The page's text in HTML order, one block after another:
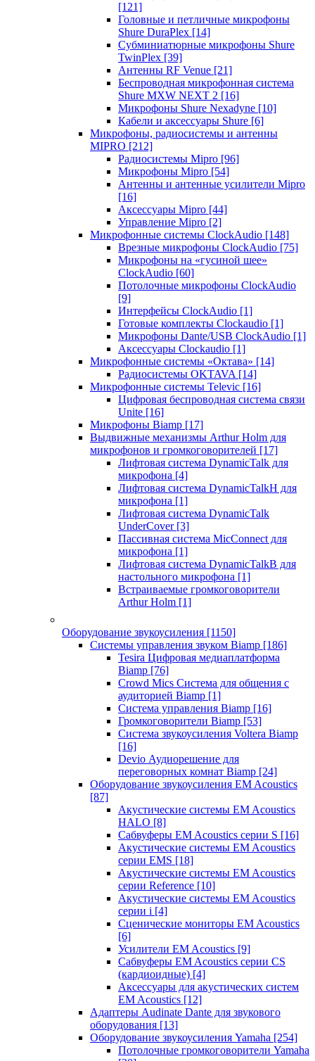
[121]
Головные и петличные микрофоны
Shure DuraPlex [14]
Субминиатюрные микрофоны Shure
TwinPlex [39]
Антенны RF Venue [21]
Беспроводная микрофонная система
Shure MXW NEXT 2 [16]
Микрофоны Shure Nexadyne [10]
Кабели и аксессуары Shure [6]
Микрофоны, радиосистемы и антенны
MIPRO [212]
Радиосистемы Mipro [96]
Микрофоны Mipro [54]
Антенны и антенные усилители Mipro
[16]
Аксессуары Mipro [44]
Управление Mipro [2]
Микрофонные системы ClockAudio [148]
Врезные микрофоны ClockAudio [75]
Микрофоны на «гусиной шее»
ClockAudio [60]
Потолочные микрофоны ClockAudio
[9]
Интерфейсы ClockAudio [1]
Готовые комплекты Clockaudio [1]
Микрофоны Dante/USB ClockAudio [1]
Аксессуары Clockaudio [1]
Микрофонные системы «Октава» [14]
Радиосистемы OKTAVA [14]
Микрофонные системы Televic [16]
Цифровая беспроводная система связи
Unite [16]
Микрофоны Biamp [17]
Выдвижные механизмы Arthur Holm для
микрофонов и громкоговорителей [17]
Лифтовая система DynamicTalk для
микрофона [4]
Лифтовая система DynamicTalkH для
микрофона [1]
Лифтовая система DynamicTalk
UnderCover [3]
Пассивная система MicConnect для
микрофона [1]
Лифтовая система DynamicTalkB для
настольного микрофона [1]
Встраиваемые громкоговорители
Arthur Holm [1]
Оборудование звукоусиления [1150]
Системы управления звуком Biamp [186]
Tesira Цифровая медиаплатформа
Biamp [76]
Crowd Mics Система для общения с
аудиторией Biamp [1]
Система управления Biamp [16]
Громкоговорители Biamp [53]
Система звукоусиления Voltera Biamp
[16]
Devio Аудиорешение для
переговорных комнат Biamp [24]
Оборудование звукоусиления EM Acoustics
[87]
Акустические системы EM Acoustics
HALO [8]
Сабвуферы EM Acoustics серии S [16]
Акустические системы EM Acoustics
серии EMS [18]
Акустические системы EM Acoustics
серии Reference [10]
Акустические системы EM Acoustics
серии i [4]
Сценические мониторы EM Acoustics
[6]
Усилители EM Acoustics [9]
Сабвуферы EM Acoustics серии CS
(кардиоидные) [4]
Аксессуары для акустических систем
EM Acoustics [12]
Адаптеры Audinate Dante для звукового
оборудования [13]
Оборудование звукоусиления Yamaha [254]
Потолочные громкоговорители Yamaha